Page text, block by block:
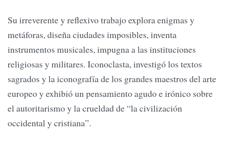
Su irreverente y reflexivo trabajo explora enigmas y
metáforas, diseña ciudades imposibles, inventa
instrumentos musicales, impugna a las instituciones
religiosas y militares. Iconoclasta, investigó los textos
sagrados y la iconografía de los grandes maestros del arte
europeo y exhibió un pensamiento agudo e irónico sobre
el autoritarismo y la crueldad de “la civilización
occidental y cristiana”.